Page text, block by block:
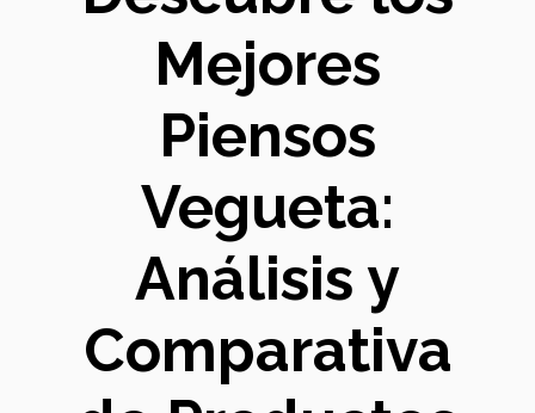
Mejores
Piensos
Vegueta:
Análisis y
Comparativa